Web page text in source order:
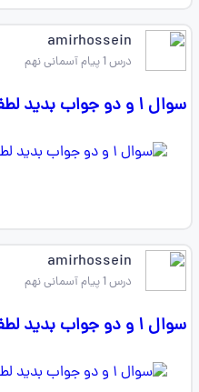
amirhossein
درس 1 پیام آسمانی نهم
سوال ۱ و دو جواب بدید لطفا
amirhossein
درس 1 پیام آسمانی نهم
سوال ۱ و دو جواب بدید لطفا